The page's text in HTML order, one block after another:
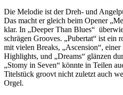
Die Melodie ist der Dreh- und
Das macht er gleich beim Opener
klar. In „Deeper Than Blues“
schrägen Grooves. „Pubertat“ ist ein
mit vielen Breaks, „Ascension“, einer
Highlights, und „Dreams“ glänzen
„Stomy in Seven“ könnte in Teilen
Titelstück groovt nicht zuletzt auch
Orgel.